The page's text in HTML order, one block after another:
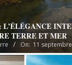
TERRE ET MER
On: 11